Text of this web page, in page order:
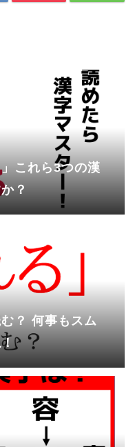
これら3つの漢
？
？ 何事もスム